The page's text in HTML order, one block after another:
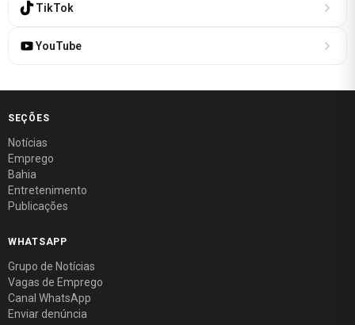
TikTok
YouTube
SEÇÕES
Notícias
Emprego
Bahia
Entretenimento
Publicações
WHATSAPP
Grupo de Notícias
Vagas de Emprego
Canal WhatsApp
Enviar denúncia